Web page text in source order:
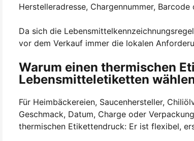
Herstelleradresse, Chargennummer,
Da sich die
vor dem Verkauf immer die lokalen
Warum einen thermischen
Lebensmitteletiketten
Für Heimbäckereien, Saucenhersteller,
Geschmack, Datum, Charge oder
thermischen Etikettendruck: Er ist flexibel,